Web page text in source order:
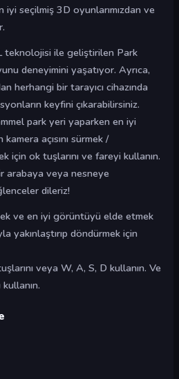
seçilmiş 3D oyunlarımızdan ve
teknolojisi ile geliştirilen Park
deneyimini yaşatıyor. Ayrıca,
herhangi bir tarayıcı cihazında
keyfini çıkarabilirsiniz.
park yeri yaparken en iyi
açısını sürmek /
için ok tuşlarını ve fareyi kullanın.
arabaya veya nesneye
dileriz!
ve en iyi görüntüyü elde etmek
yakınlaştırıp döndürmek için
veya W, A, S, D kullanın. Ve